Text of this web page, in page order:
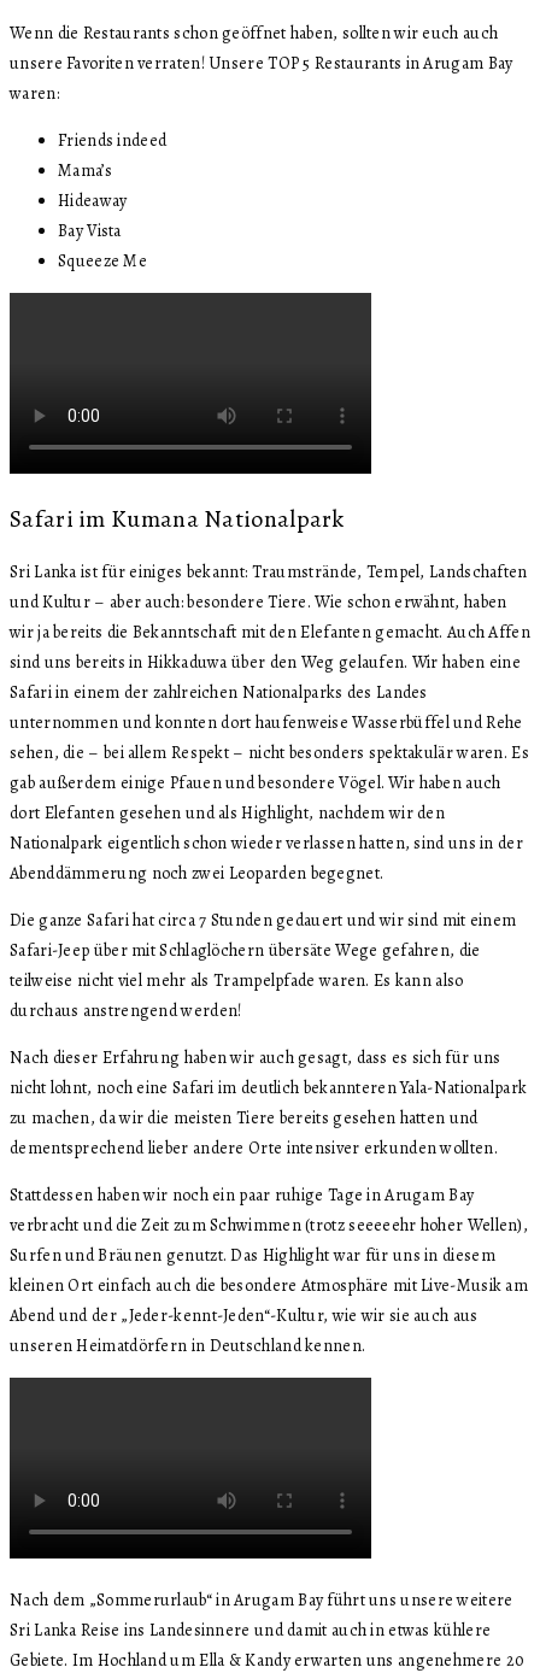
Wenn die Restaurants schon geöffnet haben, sollten wir euch auch
unsere Favoriten verraten! Unsere TOP 5 Restaurants in Arugam Bay
waren:
Friends indeed
Mama’s
Hideaway
Bay Vista
Squeeze Me
Safari im Kumana Nationalpark
Sri Lanka ist für einiges bekannt: Traumstrände, Tempel, Landschaften
und Kultur – aber auch: besondere Tiere. Wie schon erwähnt, haben
wir ja bereits die Bekanntschaft mit den Elefanten gemacht. Auch Affen
sind uns bereits in Hikkaduwa über den Weg gelaufen. Wir haben eine
Safari in einem der zahlreichen Nationalparks des Landes
unternommen und konnten dort haufenweise Wasserbüffel und Rehe
sehen, die – bei allem Respekt – nicht besonders spektakulär waren. Es
gab außerdem einige Pfauen und besondere Vögel. Wir haben auch
dort Elefanten gesehen und als Highlight, nachdem wir den
Nationalpark eigentlich schon wieder verlassen hatten, sind uns in der
Abenddämmerung noch zwei Leoparden begegnet.
Die ganze Safari hat circa 7 Stunden gedauert und wir sind mit einem
Safari-Jeep über mit Schlaglöchern übersäte Wege gefahren, die
teilweise nicht viel mehr als Trampelpfade waren. Es kann also
durchaus anstrengend werden!
Nach dieser Erfahrung haben wir auch gesagt, dass es sich für uns
nicht lohnt, noch eine Safari im deutlich bekannteren Yala-Nationalpark
zu machen, da wir die meisten Tiere bereits gesehen hatten und
dementsprechend lieber andere Orte intensiver erkunden wollten.
Stattdessen haben wir noch ein paar ruhige Tage in Arugam Bay
verbracht und die Zeit zum Schwimmen (trotz seeeeehr hoher Wellen),
Surfen und Bräunen genutzt. Das Highlight war für uns in diesem
kleinen Ort einfach auch die besondere Atmosphäre mit Live-Musik am
Abend und der „Jeder-kennt-Jeden“-Kultur, wie wir sie auch aus
unseren Heimatdörfern in Deutschland kennen.
Nach dem „Sommerurlaub“ in Arugam Bay führt uns unsere weitere
Sri Lanka Reise ins Landesinnere und damit auch in etwas kühlere
Gebiete. Im Hochland um Ella & Kandy erwarten uns angenehmere 20